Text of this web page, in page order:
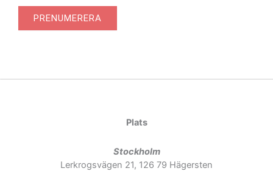
PRENUMERERA
Plats
Stockholm
Lerkrogsvägen 21, 126 79 Hägersten